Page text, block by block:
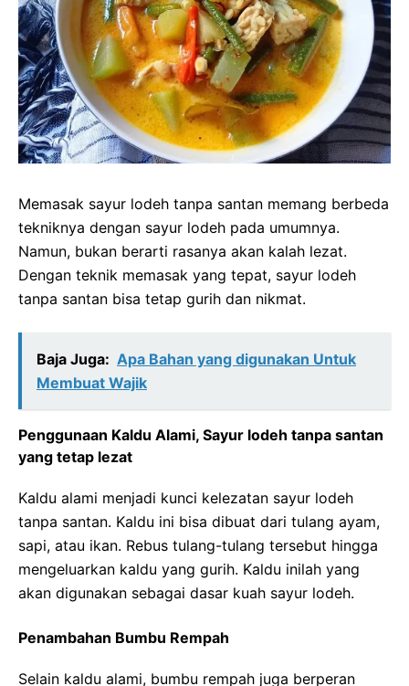
Memasak sayur lodeh tanpa santan memang berbeda
tekniknya dengan sayur lodeh pada umumnya.
Namun, bukan berarti rasanya akan kalah lezat.
Dengan teknik memasak yang tepat, sayur lodeh
tanpa santan bisa tetap gurih dan nikmat.
Baja Juga: Apa Bahan yang digunakan Untuk
Membuat Wajik
Penggunaan Kaldu Alami, Sayur lodeh tanpa santan
yang tetap lezat
Kaldu alami menjadi kunci kelezatan sayur lodeh
tanpa santan. Kaldu ini bisa dibuat dari tulang ayam,
sapi, atau ikan. Rebus tulang-tulang tersebut hingga
mengeluarkan kaldu yang gurih. Kaldu inilah yang
akan digunakan sebagai dasar kuah sayur lodeh.
Penambahan Bumbu Rempah
Selain kaldu alami, bumbu rempah juga berperan